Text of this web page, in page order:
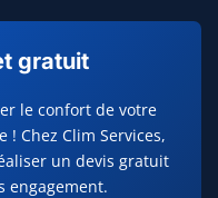
gratuit
le confort de votre
Chez Clim Services,
un devis gratuit
engagement.